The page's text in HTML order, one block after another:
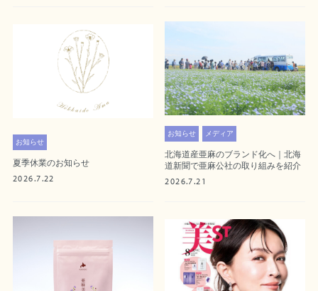
お知らせ
夏季休業のお知らせ
2026.7.22
お知らせ メディア
北海道産亜麻のブランド化へ｜北海
道新聞で亜麻公社の取り組みを紹介
2026.7.21